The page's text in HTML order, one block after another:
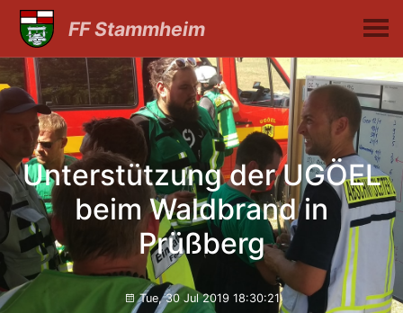
FF Stammheim
Unterstützung der UGÖEL
beim Waldbrand in
Prüßberg
Tue, 30 Jul 2019 18:30:21